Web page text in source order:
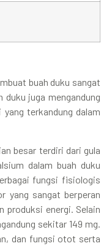
buah duku sangat
juga mengandung
terkandung dalam
besar terdiri dari gula
dalam buah duku
fungsi fisiologis
yang sangat berperan
produksi energi. Selain
sekitar 149 mg.
dan fungsi otot serta